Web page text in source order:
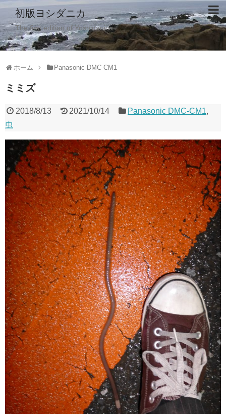
初版ヨシダニカ
The first edition of Yoshidanica
ホーム Panasonic DMC-CM1
ミミズ
2018/8/13 2021/10/14 Panasonic DMC-CM1,
虫